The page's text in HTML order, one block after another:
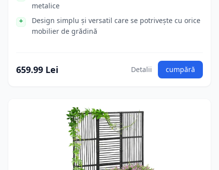
metalice
Design simplu și versatil care se potrivește cu orice
mobilier de grădină
659.99 Lei Detalii cumpără